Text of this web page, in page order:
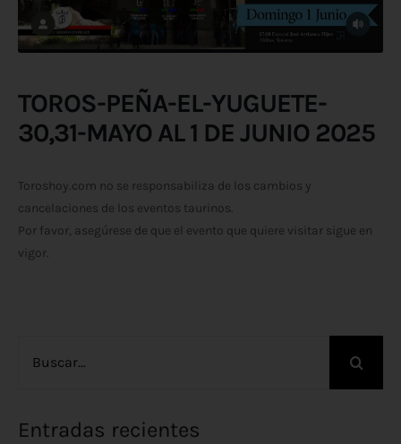
TOROS-PEÑA-EL-YUGUETE-
30,31-MAYO AL 1 DE JUNIO 2025
Toroshoy.com no se responsabiliza de los cambios y
cancelaciones de los eventos taurinos.
Por favor, asegúrese de que el evento que quiere visitar sigue en
vigor.
Entradas recientes